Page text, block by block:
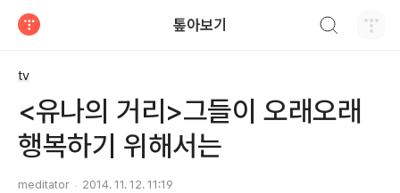
톺아보기
tv
<유나의 거리>그들이 오래오래
행복하기 위해서는
meditator 2014. 11. 12. 11:19